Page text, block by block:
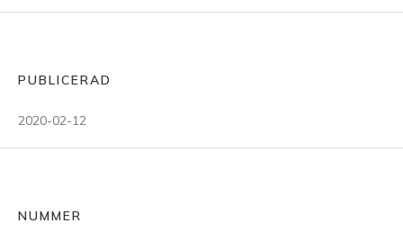
PUBLICERAD
2020-02-12
NUMMER